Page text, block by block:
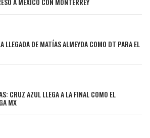
LLEGADA DE MATÍAS ALMEYDA COMO DT PARA EL
CRUZ AZUL LLEGA A LA FINAL COMO EL
MX